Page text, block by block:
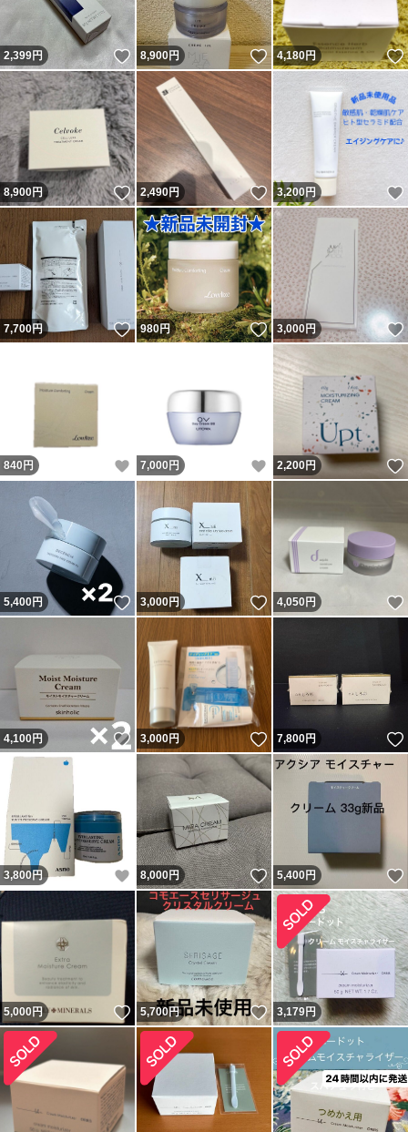
2,399円 いいね！
8,900円 いいね！
4,180円
8,900円 いいね！
2,490円 いいね！
3,200円
7,700円 いいね！
980円 いいね！
3,000円
840 円 いいね！
7,000 円 いいね！
2,200円
5,400円 いいね！
3,000円 いいね！
4,050円
4,100円 いいね！
3,000円 いいね！
7,800円
3,800円 いいね！
8,000円 いいね！
5,400円
5,000円 いいね！
5,700円 いいね！
3,179円